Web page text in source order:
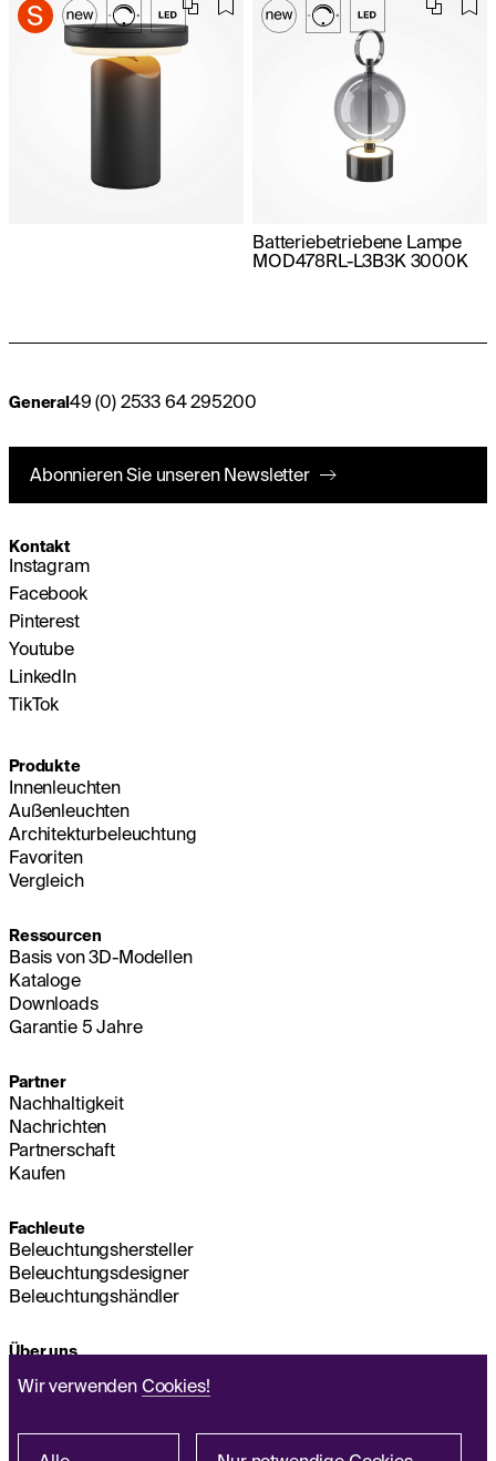
Batteriebetriebene Lampe
MOD478RL-L3B3K 3000K
Wir verwenden Cookies!
General49 (0) 2533 64 295200
Abonnieren Sie unseren Newsletter
Kontakt
Instagram
Facebook
Pinterest
Youtube
LinkedIn
TikTok
Produkte
Innenleuchten
Außenleuchten
Architekturbeleuchtung
Favoriten
Vergleich
Ressourcen
Basis von 3D-Modellen
Kataloge
Downloads
Garantie 5 Jahre
Partner
Nachhaltigkeit
Nachrichten
Partnerschaft
Kaufen
Fachleute
Beleuchtungshersteller
Beleuchtungsdesigner
Beleuchtungshändler
Über uns
Hauptsitz